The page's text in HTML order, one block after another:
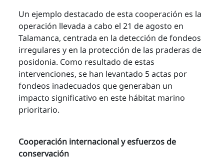
Un ejemplo destacado de esta cooperación es la
operación llevada a cabo el 21 de agosto en
Talamanca, centrada en la detección de fondeos
irregulares y en la protección de las praderas de
posidonia. Como resultado de estas
intervenciones, se han levantado 5 actas por
fondeos inadecuados que generaban un
impacto significativo en este hábitat marino
prioritario.
Cooperación internacional y esfuerzos de
conservación